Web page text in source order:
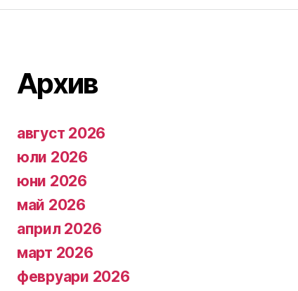
Архив
август 2026
юли 2026
юни 2026
май 2026
април 2026
март 2026
февруари 2026